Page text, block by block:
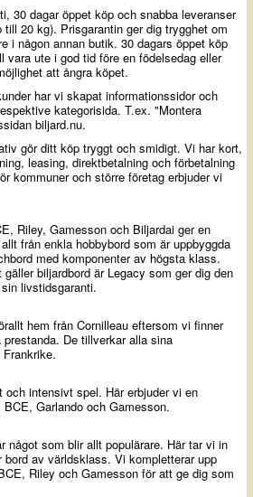
30 dagar öppet köp och snabba leveranser
20 kg). Prisgarantin ger dig trygghet om
i någon annan butik. 30 dagars öppet köp
vara ute i god tid före en födelsedag eller
att ångra köpet.
har vi skapat informationssidor och
kategorisida. T.ex. "Montera
biljard.nu.
gör ditt köp tryggt och smidigt. Vi har kort,
leasing, direktbetalning och förbetalning
kommuner och större företag erbjuder vi
Riley, Gamesson och Biljardai ger en
från enkla hobbybord som är uppbyggda
med komponenter av högsta klass.
biljardbord är Legacy som ger dig den
livstidsgaranti.
hem från Cornilleau eftersom vi finner
De tillverkar alla sina
intensivt spel. Här erbjuder vi en
Garlando och Gamesson.
något som blir allt populärare. Här tar vi in
bord av världsklass. Vi kompletterar upp
Riley och Gamesson för att ge dig som